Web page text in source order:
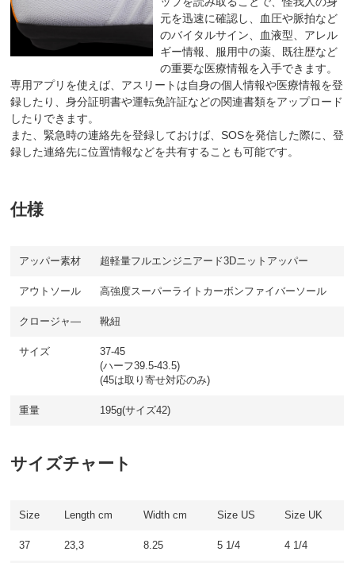
元を迅速に確認し、血圧や脈拍など
のバイタルサイン、血液型、アレル
ギー情報、服用中の薬、既往歴など
の重要な医療情報を入手できます。
専用アプリを使えば、アスリートは自身の個人情報や医療情報を登
録したり、身分証明書や運転免許証などの関連書類をアップロード
したりできます。
また、緊急時の連絡先を登録しておけば、SOSを発信した際に、登
録した連絡先に位置情報などを共有することも可能です。
仕様
アッパー素材 超軽量フルエンジニアード3Dニットアッパー
アウトソール 高強度スーパーライトカーボンファイバーソール
クロージャ― 靴紐
サイズ
37-45
(ハーフ39.5-43.5)
(45は取り寄せ対応のみ)
重量 195g(サイズ42)
サイズチャート
Size Length cm Width cm Size US Size UK
37 23,3 8.25 5 1/4 4 1/4